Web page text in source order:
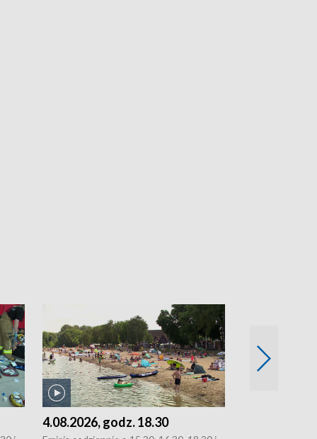
4.08.2026, godz. 18.30